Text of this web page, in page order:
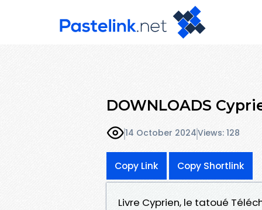
DOWNLOADS
14 October 2024Views: 128
Copy Link Copy Shortlink
Livre Cyprien, le tatoué